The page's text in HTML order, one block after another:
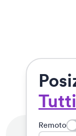
Remoto